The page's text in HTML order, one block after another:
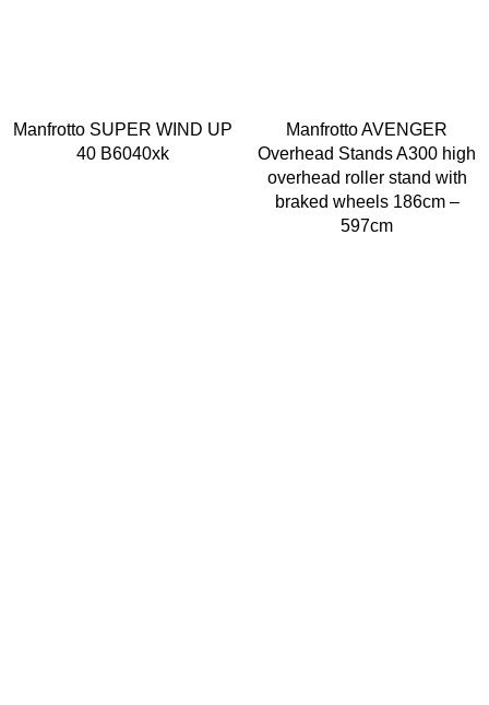
Manfrotto SUPER WIND UP
40 B6040xk
Manfrotto AVENGER
Overhead Stands A300 high
overhead roller stand with
braked wheels 186cm –
597cm